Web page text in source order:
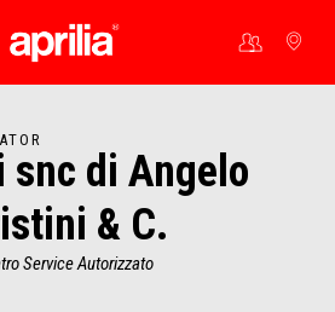
Vai al contenuto principale
snc di Angelo
& C.
Service Autorizzato